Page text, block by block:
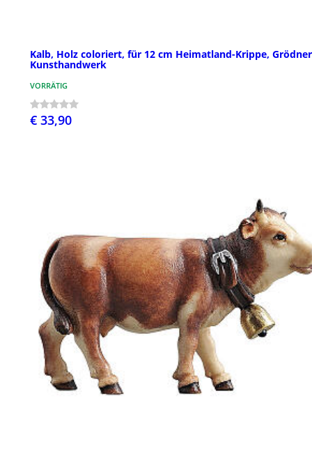
Kalb, Holz coloriert, für 12 cm Heimatland-Krippe, Grödner
Kunsthandwerk
VORRÄTIG
€ 33,90